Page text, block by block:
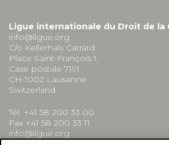
Ligue internationale du Droit de la
info@ligue.org
C/o Kellerhals Carrard
Place Saint-François 1,
Case postale 7191
CH-1002 Lausanne
Switzerland
Tél. +41 58 200 33 00
Fax +41 58 200 33 11
info@ligue.org